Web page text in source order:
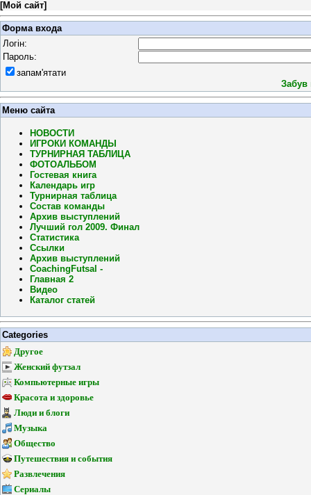
[Мой сайт]
Форма входа
Логін:
Пароль:
запам'ятати
Забув
Меню сайта
НОВОСТИ
ИГРОКИ КОМАНДЫ
ТУРНИРНАЯ ТАБЛИЦА
ФОТОАЛЬБОМ
Гостевая книга
Календарь игр
Турнирная таблица
Состав команды
Архив выступлений
Лучший гол 2009. Финал
Статистика
Ссылки
Архив выступлений
CoachingFutsal -
Главная 2
Видео
Каталог статей
Categories
Другое
Женский футзал
Компьютерные игры
Красота и здоровье
Люди и блоги
Музыка
Общество
Путешествия и события
Развлечения
Сериалы